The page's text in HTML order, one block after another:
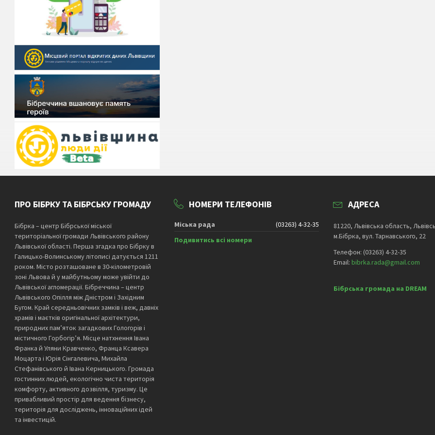
ПРО БІБРКУ ТА БІБРСЬКУ ГРОМАДУ
Бібрка – центр Бібрської міської
територіальної громади Львівського району
Львівської області. Перша згадка про Бібрку в
Галицько-Волинському літописі датується 1211
роком. Місто розташоване в 30-кілометровій
зоні Львова й у майбутньому може увійти до
Львівської агломерації. Бібреччина – центр
Львівського Опілля між Дністром і Західним
Бугом. Край середньовічних замків і веж, давніх
храмів і маєтків оригінальної архітектури,
природних пам’яток загадкових Гологорів і
містичного Горбогір’я. Місце натхнення Івана
Франка й Уляни Кравченко, Франца Ксавера
Моцарта і Юрія Сінгалевича, Михайла
Стефанівського й Івана Керницького. Громада
гостинних людей, екологічно чиста територія
комфорту, активного дозвілля, туризму. Це
привабливий простір для ведення бізнесу,
територія для досліджень, інноваційних ідей
та інвестицій.
НОМЕРИ ТЕЛЕФОНІВ
Міська рада
(03263) 4-32-35
Подивитись всі номери
АДРЕСА
81220, Львівська область,
м.Бібрка, вул. Тарнавського, 22
Телефон: (03263) 4-32-35
Email: bibrka.rada@gmail.com
Бібрська громада на DREAM